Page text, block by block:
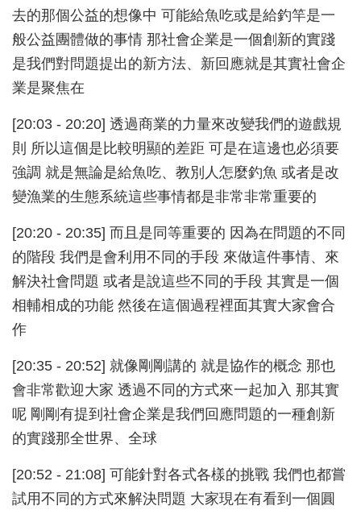
去的那個公益的想像中 可能給魚吃或是給釣竿是一
般公益團體做的事情 那社會企業是一個創新的實踐
是我們對問題提出的新方法、新回應就是其實社會企
業是聚焦在
[20:03 - 20:20] 透過商業的力量來改變我們的遊戲規
則 所以這個是比較明顯的差距 可是在這邊也必須要
強調 就是無論是給魚吃、教別人怎麼釣魚 或者是改
變漁業的生態系統這些事情都是非常非常重要的
[20:20 - 20:35] 而且是同等重要的 因為在問題的不同
的階段 我們是會利用不同的手段 來做這件事情、來
解決社會問題 或者是說這些不同的手段 其實是一個
相輔相成的功能 然後在這個過程裡面其實大家會合
作
[20:35 - 20:52] 就像剛剛講的 就是協作的概念 那也
會非常歡迎大家 透過不同的方式來一起加入 那其實
呢 剛剛有提到社會企業是我們回應問題的一種創新
的實踐那全世界、全球
[20:52 - 21:08] 可能針對各式各樣的挑戰 我們也都嘗
試用不同的方式來解決問題 大家現在有看到一個圓